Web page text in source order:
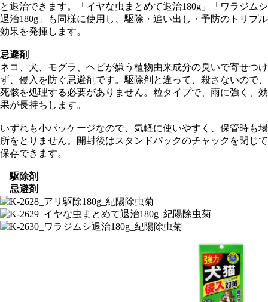
と退治できます。「イヤな虫まとめて退治180g」「ワラジムシ
退治180g」も同様に使用し、駆除・追い出し・予防のトリプル
効果を発揮します。
忌避剤
ネコ、犬、モグラ、ヘビが嫌う植物由来成分の臭いで寄せつけ
ず、侵入を防ぐ忌避剤です。駆除剤と違って、殺さないので、
死骸を処理する必要がありません。粒タイプで、雨に強く、効
果が長持ちします。
いずれも小パッケージなので、気軽に使いやすく、保管時も場
所をとりません。開封後はスタンドパックのチャックを閉じて
保存できます。
駆除剤
忌避剤